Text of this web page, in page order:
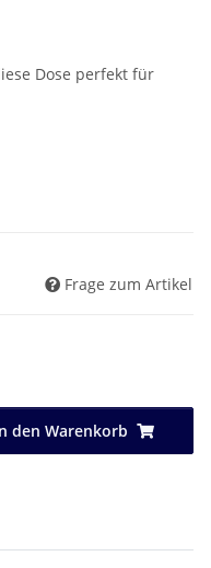
Dose perfekt für
Frage zum Artikel
den Warenkorb